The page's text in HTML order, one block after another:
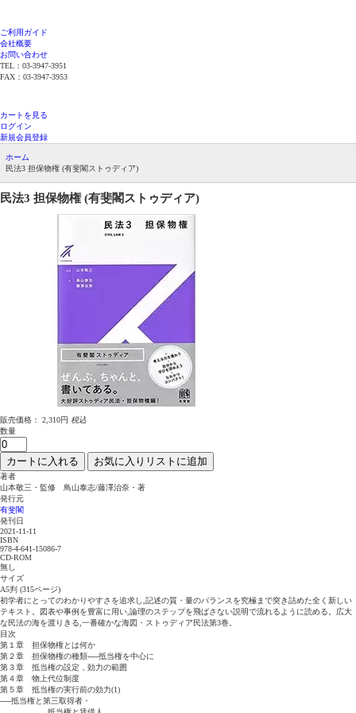
ご利用ガイド
会社概要
お問い合わせ
TEL：03-3947-3951
FAX：03-3947-3953
カートを見る
ログイン
新規会員登録
ホーム
民法3 担保物権 (有斐閣ストゥディア)
民法3 担保物権 (有斐閣ストゥディア)
販売価格： 2,310円 税込
数量
カートに入れる お気に入りリストに追加
著者
山本敬三・監修 鳥山泰志/藤澤治奈・著
発行元
有斐閣
発刊日
2021-11-11
ISBN
978-4-641-15086-7
CD-ROM
無し
サイズ
A5判 (315ページ)
初学者にとってのわかりやすさを追求し,記述の質・量のバランスを究極まで突き詰めた全く新しい
テキスト。図表や事例を豊富に用い,論理のステップを飛ばさない説明で流れるように読める。広大
な民法の海を渡りきる,一番確かな海図・ストゥディア民法第3巻。
目次
第１章 担保物権とは何か
第２章 担保物権の種類──抵当権を中心に
第３章 抵当権の設定，効力の範囲
第４章 物上代位制度
第５章 抵当権の実行前の効力(1)
──抵当権と第三取得者・